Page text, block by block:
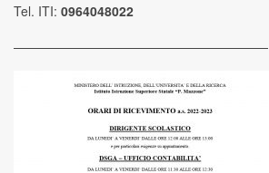
Tel. ITI: 0964048022
————————————————————